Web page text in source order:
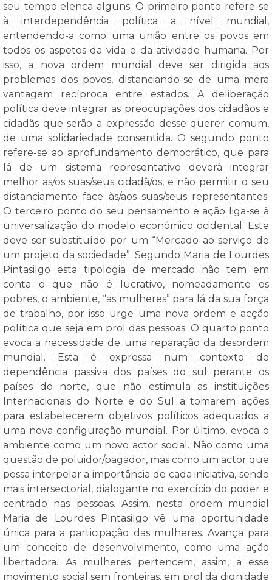
seu tempo elenca alguns. O primeiro ponto refere-se
à interdependência política a nível mundial,
entendendo-a como uma união entre os povos em
todos os aspetos da vida e da atividade humana. Por
isso, a nova ordem mundial deve ser dirigida aos
problemas dos povos, distanciando-se de uma mera
vantagem recíproca entre estados. A deliberação
política deve integrar as preocupações dos cidadãos e
cidadãs que serão a expressão desse querer comum,
de uma solidariedade consentida. O segundo ponto
refere-se ao aprofundamento democrático, que para
lá de um sistema representativo deverá integrar
melhor as/os suas/seus cidadã/os, e não permitir o seu
distanciamento face às/aos suas/seus representantes.
O terceiro ponto do seu pensamento e ação liga-se à
universalização do modelo económico ocidental. Este
deve ser substituído por um “Mercado ao serviço de
um projeto da sociedade”. Segundo Maria de Lourdes
Pintasilgo esta tipologia de mercado não tem em
conta o que não é lucrativo, nomeadamente os
pobres, o ambiente, “as mulheres” para lá da sua força
de trabalho, por isso urge uma nova ordem e acção
política que seja em prol das pessoas. O quarto ponto
evoca a necessidade de uma reparação da desordem
mundial. Esta é expressa num contexto de
dependência passiva dos países do sul perante os
países do norte, que não estimula as instituições
Internacionais do Norte e do Sul a tomarem ações
para estabelecerem objetivos políticos adequados a
uma nova configuração mundial. Por último, evoca o
ambiente como um novo actor social. Não como uma
questão de poluidor/pagador, mas como um actor que
possa interpelar a importância de cada iniciativa, sendo
mais intersectorial, dialogante no exercício do poder e
centrado nas pessoas. Assim, nesta ordem mundial
Maria de Lourdes Pintasilgo vê uma oportunidade
única para a participação das mulheres. Avança para
um conceito de desenvolvimento, como uma ação
libertadora. As mulheres pertencem, assim, a esse
movimento social sem fronteiras, em prol da dignidade